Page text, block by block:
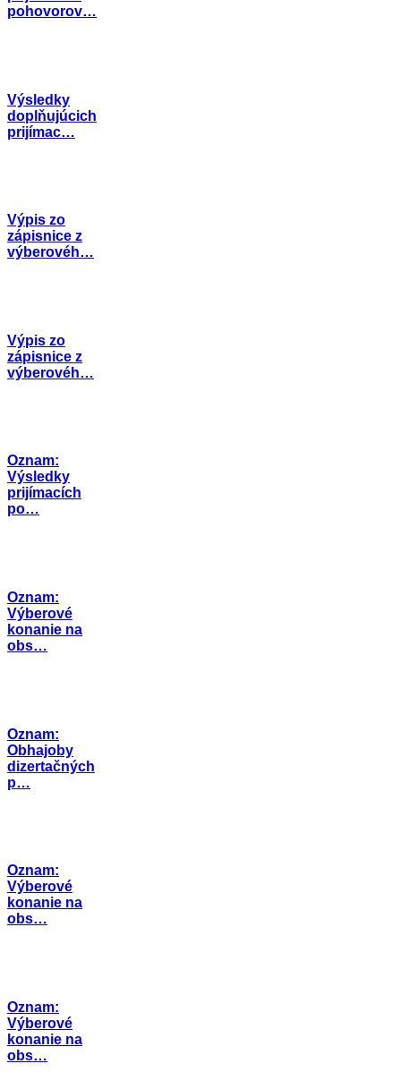
pohovorov…
Výsledky
doplňujúcich
prijímac…
Výpis zo
zápisnice z
výberovéh…
Výpis zo
zápisnice z
výberovéh…
Oznam:
Výsledky
prijímacích
po…
Oznam:
Výberové
konanie na
obs…
Oznam:
Obhajoby
dizertačných
p…
Oznam:
Výberové
konanie na
obs…
Oznam:
Výberové
konanie na
obs…